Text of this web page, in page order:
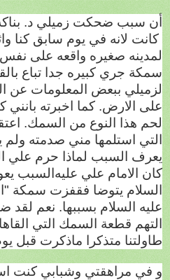
أن سبب ضحكت زميلي د.
كانت لانه في يوم سابق كنا
لمدينه صغيره واقعه على نفس
سمكة جري كبيره جدا تباع
لزميلي ببعض المعلومات عن
على الارض. كما اخبرته
لحم هذا النوع من السمك.
التي استلمها مني صدمته ولم
يعرف السبب لماذا حرم علي
السبب كان الامام علي عليه
السلام يتوضا فقفزت سمكة
عليه السلام بسببها. نعم
التهم قطعة السمك التي
طاولتنا متذكرا ماذكرت قبل
و في مراهقتي وشبابي كنت